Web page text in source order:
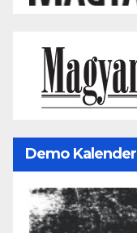
Demo Kalender